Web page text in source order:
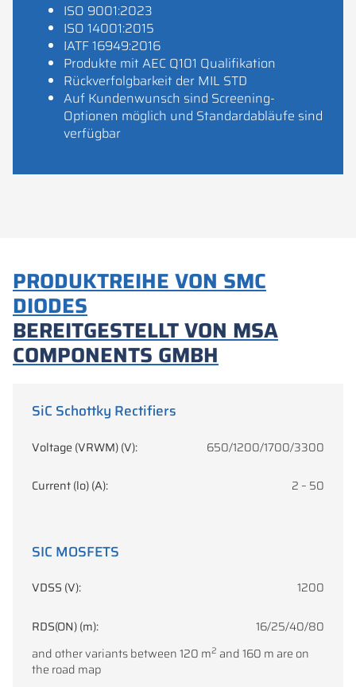
ISO 9001:2023
ISO 14001:2015
IATF 16949:2016
Produkte mit AEC Q101 Qualifikation
Rückverfolgbarkeit der MIL STD
Auf Kundenwunsch sind Screening-
Optionen möglich und Standardabläufe sind
verfügbar
PRODUKTREIHE VON SMC
DIODES
BEREITGESTELLT VON MSA
COMPONENTS GMBH
SiC Schottky Rectifiers
Voltage (VRWM) (V): 650/1200/1700/3300
Current (lo) (A): 2 – 50
SIC MOSFETS
VDSS (V): 1200
RDS(ON) (m):
16/25/40/80
and other variants between 120 m2 and 160 m are on
the road map